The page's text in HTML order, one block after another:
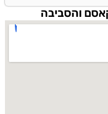
והסביבה